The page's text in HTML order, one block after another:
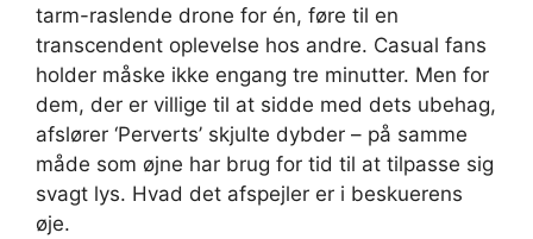
tarm-raslende drone for én, føre til en
transcendent oplevelse hos andre. Casual fans
holder måske ikke engang tre minutter. Men for
dem, der er villige til at sidde med dets ubehag,
afslører ‘Perverts’ skjulte dybder – på samme
måde som øjne har brug for tid til at tilpasse sig
svagt lys. Hvad det afspejler er i beskuerens
øje.